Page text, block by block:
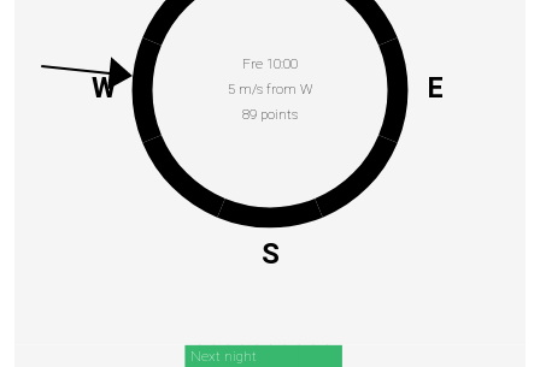
Fre 10:00
5 m/s from W
89 points
E
S
W
Next night